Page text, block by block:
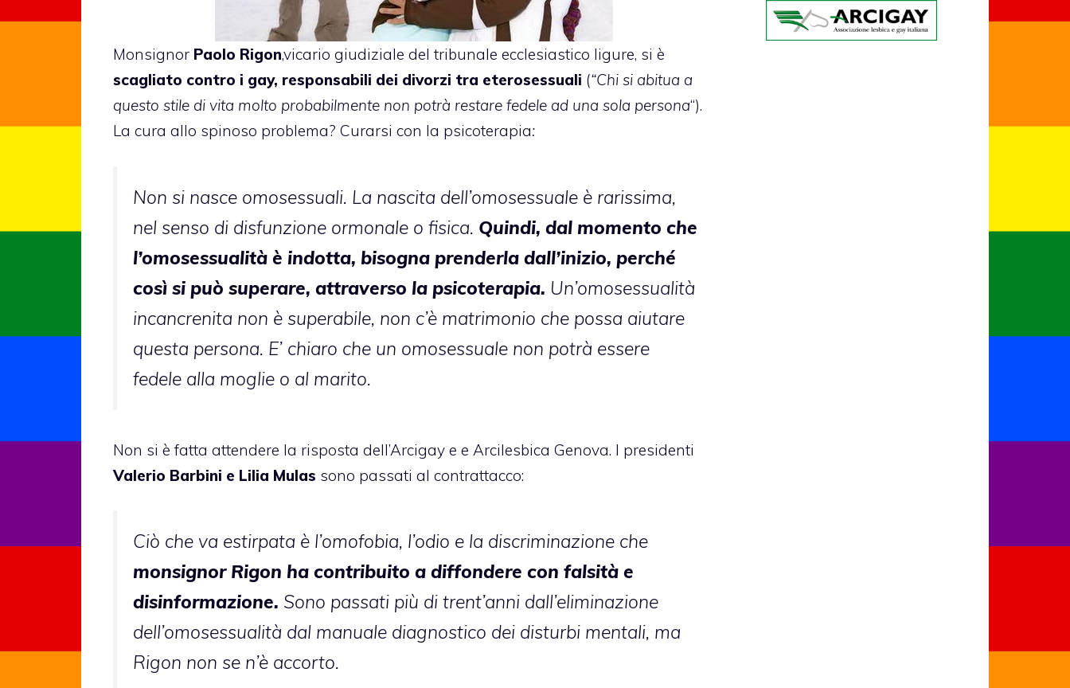
Monsignor Paolo Rigon,vicario giudiziale del tribunale ecclesiastico ligure, si è
scagliato contro i gay, responsabili dei divorzi tra eterosessuali (“Chi si abitua a
questo stile di vita molto probabilmente non potrà restare fedele ad una sola persona“).
La cura allo spinoso problema? Curarsi con la psicoterapia:
Non si nasce omosessuali. La nascita dell’omosessuale è rarissima,
nel senso di disfunzione ormonale o fisica. Quindi, dal momento che
l’omosessualità è indotta, bisogna prenderla dall’inizio, perché
così si può superare, attraverso la psicoterapia. Un’omosessualità
incancrenita non è superabile, non c’è matrimonio che possa aiutare
questa persona. E’ chiaro che un omosessuale non potrà essere
fedele alla moglie o al marito.
Non si è fatta attendere la risposta dell’Arcigay e e Arcilesbica Genova. I presidenti
Valerio Barbini e Lilia Mulas sono passati al contrattacco:
Ciò che va estirpata è l’omofobia, l’odio e la discriminazione che
monsignor Rigon ha contribuito a diffondere con falsità e
disinformazione. Sono passati più di trent’anni dall’eliminazione
dell’omosessualità dal manuale diagnostico dei disturbi mentali, ma
Rigon non se n’è accorto.